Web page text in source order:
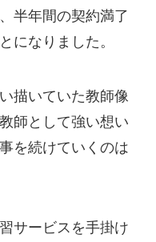
半年間の契約満了
になりました。
描いていた教師像
師として強い想い
を続けていくのは
サービスを手掛け